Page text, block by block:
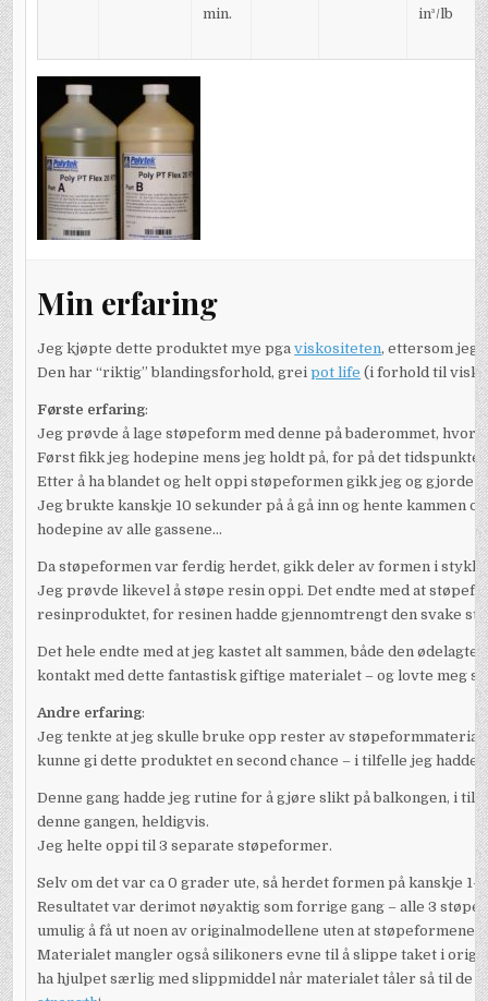
min.
in³/lb
Min erfaring
Jeg kjøpte dette produktet mye pgaviskositeten, ettersom jeg
Den har “riktig” blandingsforhold, greipot life (i forhold til
Første erfaring:
Jeg prøvde å lage støpeform med denne på baderommet, hvor
Først fikk jeg hodepine mens jeg holdt på, for på det tidspunktet
Etter å ha blandet og helt oppi støpeformen gikk jeg og gjorde
Jeg brukte kanskje 10 sekunder på å gå inn og hente kammen
hodepine av alle gassene…
Da støpeformen var ferdig herdet, gikk deler av formen i
Jeg prøvde likevel å støpe resin oppi. Det endte med at
resinproduktet, for resinen hadde gjennomtrengt den svake
Det hele endte med at jeg kastet alt sammen, både den
kontakt med dette fantastisk giftige materialet – og lovte meg
Andre erfaring:
Jeg tenkte at jeg skulle bruke opp rester av
kunne gi dette produktet en second chance – i tilfelle jeg
Denne gang hadde jeg rutine for å gjøre slikt på balkongen, i
denne gangen, heldigvis.
Jeg helte oppi til 3 separate støpeformer.
Selv om det var ca 0 grader ute, så herdet formen på kanskje
Resultatet var derimot nøyaktig som forrige gang – alle 3
umulig å få ut noen av originalmodellene uten at støpeformene
Materialet mangler også silikoners evne til å slippe taket i
ha hjulpet særlig med slippmiddel når materialet tåler så til de